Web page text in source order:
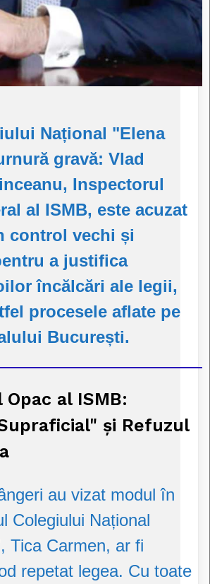
Național "Elena
gravă: Vlad
Inspectorul
al ISMB, este acuzat
control vechi și
a justifica
încălcări ale legii,
procesele aflate pe
București.
al ISMB:
și Refuzul
au vizat modul în
Colegiului Național
Tica Carmen, ar fi
repetat legea. Cu toate